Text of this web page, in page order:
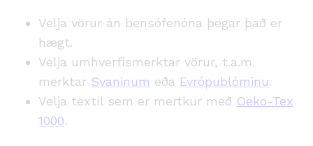
Velja vörur án bensófenóna þegar það er
hægt.
Velja umhverfismerktar vörur, t.a.m.
merktar Svaninum eða Evrópublóminu.
Velja textíl sem er mertkur með Oeko-Tex
1000.